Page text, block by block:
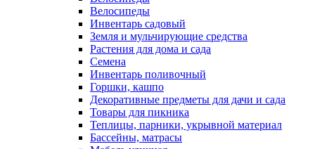
Велосипеды
Инвентарь садовый
Земля и мульчирующие средства
Растения для дома и сада
Семена
Инвентарь поливочный
Горшки, кашпо
Декоративные предметы для дачи и сада
Товары для пикника
Теплицы, парники, укрывной материал
Бассейны, матрасы